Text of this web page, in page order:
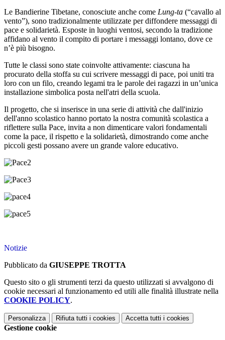
Le Bandierine Tibetane, conosciute anche come Lung-ta (“cavallo al
vento”), sono tradizionalmente utilizzate per diffondere messaggi di
pace e solidarietà. Esposte in luoghi ventosi, secondo la tradizione
affidano al vento il compito di portare i messaggi lontano, dove ce
n’è più bisogno.
Tutte le classi sono state coinvolte attivamente: ciascuna ha
procurato della stoffa su cui scrivere messaggi di pace, poi uniti tra
loro con un filo, creando legami tra le parole dei ragazzi in un’unica
installazione simbolica posta nell'atri della scuola.
Il progetto, che si inserisce in una serie di attività che dall'inizio
dell'anno scolastico hanno portato la nostra comunità scolastica a
riflettere sulla Pace, invita a non dimenticare valori fondamentali
come la pace, il rispetto e la solidarietà, dimostrando come anche
piccoli gesti possano avere un grande valore educativo.
Notizie
Pubblicato da GIUSEPPE TROTTA
Questo sito o gli strumenti terzi da questo utilizzati si avvalgono di
cookie necessari al funzionamento ed utili alle finalità illustrate nella
COOKIE POLICY.
Personalizza Rifiuta tutti i cookies Accetta tutti i cookies
Gestione cookie